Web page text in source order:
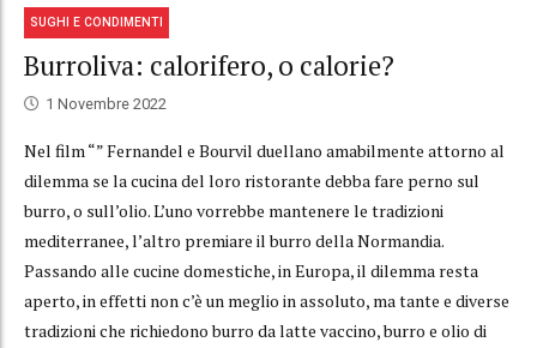
SUGHI E CONDIMENTI
Burroliva: calorifero, o calorie?
1 Novembre 2022
Nel film “” Fernandel e Bourvil duellano amabilmente attorno al
dilemma se la cucina del loro ristorante debba fare perno sul
burro, o sull’olio. L’uno vorrebbe mantenere le tradizioni
mediterranee, l’altro premiare il burro della Normandia.
Passando alle cucine domestiche, in Europa, il dilemma resta
aperto, in effetti non c’è un meglio in assoluto, ma tante e diverse
tradizioni che richiedono burro da latte vaccino, burro e olio di